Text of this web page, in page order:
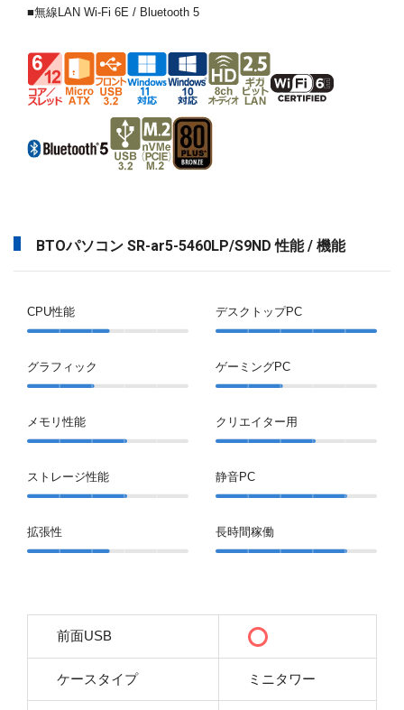
■無線LAN Wi-Fi 6E / Bluetooth 5
BTOパソコン SR-ar5-5460LP/S9ND 性能 / 機能
CPU性能
グラフィック
メモリ性能
ストレージ性能
拡張性
デスクトップPC
ゲーミングPC
クリエイター用
静音PC
長時間稼働
前面USB
ケースタイプ ミニタワー